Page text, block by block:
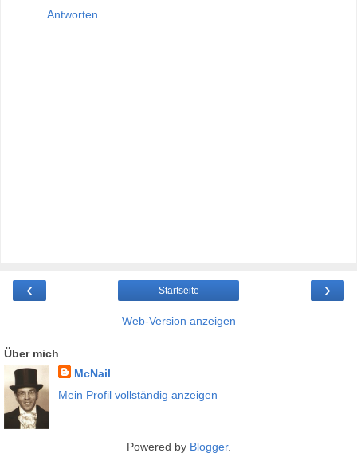
Antworten
‹ ›
Startseite
Web-Version anzeigen
Über mich
McNail
Mein Profil vollständig anzeigen
Powered by Blogger.